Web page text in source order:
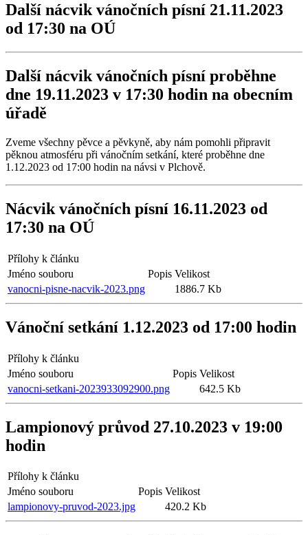
Další nácvik vánočních písní 21.11.2023
od 17:30 na OÚ
Další nácvik vánočních písní proběhne
dne 19.11.2023 v 17:30 hodin na obecním
úřadě
Zveme všechny pěvce a pěvkyně, aby nám pomohli připravit
pěknou atmosféru při vánočním setkání, které proběhne dne
1.12.2023 od 17:00 hodin na návsi v Plchově.
Nácvik vánočních písní 16.11.2023 od
17:30 na OÚ
Přílohy k článku
Jméno souboru
Popis Velikost
vanocni-pisne-nacvik-2023.png
1886.7 Kb
Vánoční setkání 1.12.2023 od 17:00 hodin
Přílohy k článku
Jméno souboru
Popis Velikost
vanocni-setkani-2023933092900.png
642.5 Kb
Lampionový průvod 27.10.2023 v 19:00
hodin
Přílohy k článku
Jméno souboru
Popis Velikost
lampionovy-pruvod-2023.jpg
420.2 Kb